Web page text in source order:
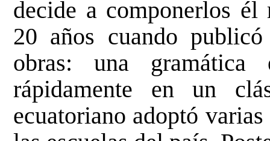
decide a componerlos
20 años cuando
obras: una gramática
rápidamente en un
ecuatoriano adoptó